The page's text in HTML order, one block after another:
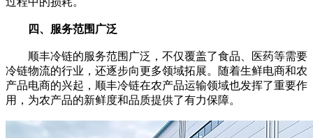
四、服务范围广泛
顺丰冷链的服务范围广泛，不仅覆盖了食品、医药等需要
冷链物流的行业，还逐步向更多领域拓展。随着生鲜电商和农
产品电商的兴起，顺丰冷链在农产品运输领域也发挥了重要作
用，为农产品的新鲜度和品质提供了有力保障。